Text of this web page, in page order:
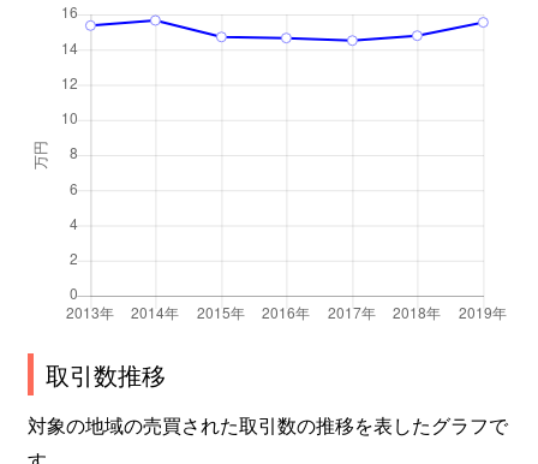
取引数推移
対象の地域の売買された取引数の推移を表したグラフで